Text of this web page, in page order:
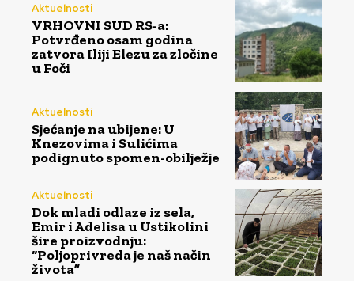
Aktuelnosti
VRHOVNI SUD RS-a:
Potvrđeno osam godina
zatvora Iliji Elezu za zločine
u Foči
Aktuelnosti
Sjećanje na ubijene: U
Knezovima i Sulićima
podignuto spomen-obilježje
Aktuelnosti
Dok mladi odlaze iz sela,
Emir i Adelisa u Ustikolini
šire proizvodnju:
“Poljoprivreda je naš način
života”